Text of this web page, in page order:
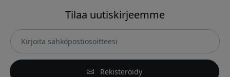
Tilaa uutiskirjeemme
Rekisteröidy